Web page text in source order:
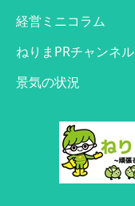
経営ミニコラム
ねりまPRチャンネル
景気の状況